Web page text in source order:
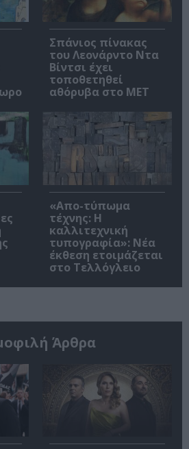
Σπάνιος πίνακας
του Λεονάρντο Ντα
Βίντσι έχει
τοποθετηθεί
αθόρυβα στο MET
«Απο-τύπωμα
τέχνης: H
καλλιτεχνική
τυπογραφία»: Νέα
έκθεση ετοιμάζεται
στο Τελλόγλειο
Άρθρα